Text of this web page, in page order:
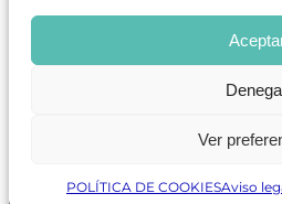
Ver
POLÍTICA DE COOKIESAviso
Revista GODOTes una revista
en información sobre artes
que se distribuye en espacios
puntos de interés turístico y
Desarrollado por